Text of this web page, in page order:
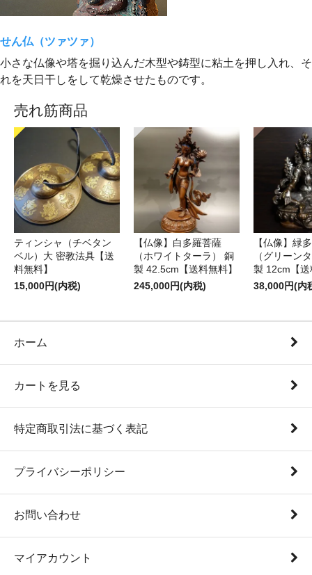
せん仏（ツァツァ）
小さな仏像や塔を掘り込んだ木型や鋳型に粘土を押し入れ、そ
れを天日干しをして乾燥させたものです。
売れ筋商品
ティンシャ（チベタン
ベル）大 密教法具【送
料無料】
15,000円(内税)
【仏像】白多羅菩薩
（ホワイトターラ） 銅
製 42.5cm【送料無料】
245,000円(内税)
【仏像】緑
（グリーン
製 12cm【
38,000円(内
ホーム
カートを見る
特定商取引法に基づく表記
プライバシーポリシー
お問い合わせ
マイアカウント